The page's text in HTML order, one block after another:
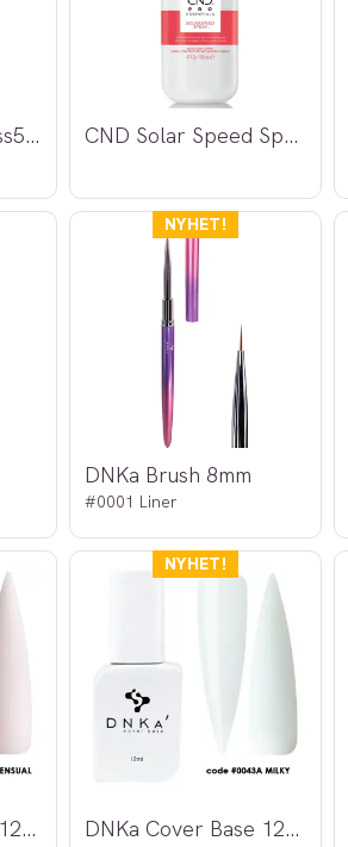
CND Shellac Xpress5 Top Coat CND Solar Speed Spray 118ml
DNKa Brush 8mm
#0001 Liner
DNKa Cover Base 12ml DNKa Cover Base 12ml